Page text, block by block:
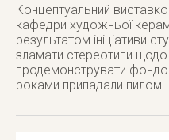
Концептуальний
кафедри художньої
результатом ініціативи
зламати стереотипи щодо
продемонструвати
роками припадали пилом